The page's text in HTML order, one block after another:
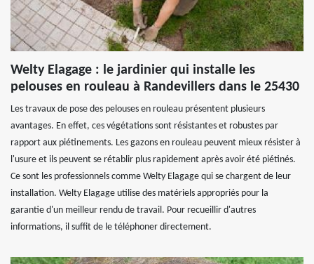
Welty Elagage : le jardinier qui installe les
pelouses en rouleau à Randevillers dans le 25430
Les travaux de pose des pelouses en rouleau présentent plusieurs
avantages. En effet, ces végétations sont résistantes et robustes par
rapport aux piétinements. Les gazons en rouleau peuvent mieux résister à
l'usure et ils peuvent se rétablir plus rapidement après avoir été piétinés.
Ce sont les professionnels comme Welty Elagage qui se chargent de leur
installation. Welty Elagage utilise des matériels appropriés pour la
garantie d'un meilleur rendu de travail. Pour recueillir d'autres
informations, il suffit de le téléphoner directement.